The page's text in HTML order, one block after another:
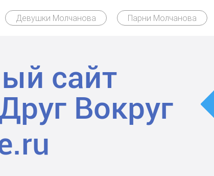
Девушки Молчанова Парни Молчанова
сайт
Вокруг